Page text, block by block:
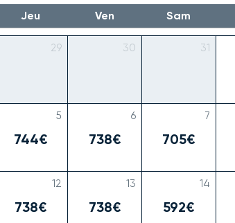
744€ 738€ 705€
738€ 738€ 592€
Jeu Ven Sam
29 30 31
5 6 7
12 13 14